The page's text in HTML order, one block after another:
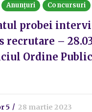
Anunțuri Concursuri
probei
recrutare –
Ordine
5 28 martie 2023